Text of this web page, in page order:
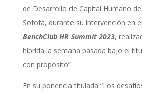
de Desarrollo de Capital Humano
Sofofa, durante su intervención en
BenchClub HR Summit 2023,
híbrida la semana pasada bajo el
con propósito”.
En su ponencia titulada “Los